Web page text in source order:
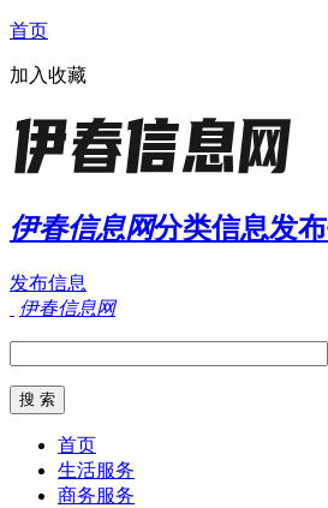
首页
加入收藏
伊春信息网分类信息发
发布信息
伊春信息网
首页
生活服务
商务服务